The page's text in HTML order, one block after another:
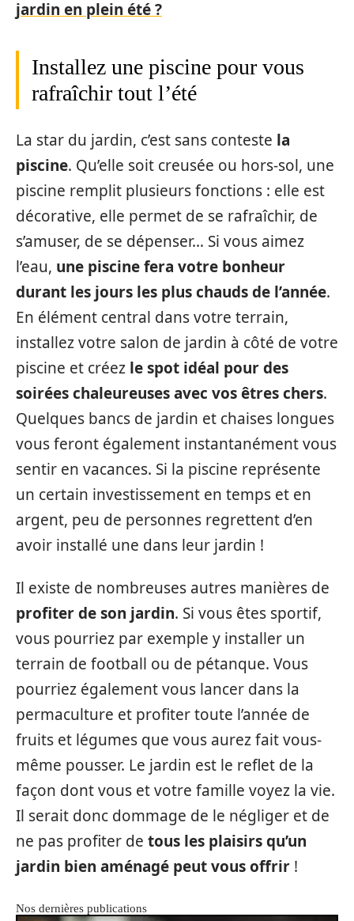
jardin en plein été ?
Installez une piscine pour vous
rafraîchir tout l’été
La star du jardin, c’est sans conteste la
piscine. Qu’elle soit creusée ou hors-sol, une
piscine remplit plusieurs fonctions : elle est
décorative, elle permet de se rafraîchir, de
s’amuser, de se dépenser… Si vous aimez
l’eau, une piscine fera votre bonheur
durant les jours les plus chauds de l’année.
En élément central dans votre terrain,
installez votre salon de jardin à côté de votre
piscine et créez le spot idéal pour des
soirées chaleureuses avec vos êtres chers.
Quelques bancs de jardin et chaises longues
vous feront également instantanément vous
sentir en vacances. Si la piscine représente
un certain investissement en temps et en
argent, peu de personnes regrettent d’en
avoir installé une dans leur jardin !
Il existe de nombreuses autres manières de
profiter de son jardin. Si vous êtes sportif,
vous pourriez par exemple y installer un
terrain de football ou de pétanque. Vous
pourriez également vous lancer dans la
permaculture et profiter toute l’année de
fruits et légumes que vous aurez fait vous-
même pousser. Le jardin est le reflet de la
façon dont vous et votre famille voyez la vie.
Il serait donc dommage de le négliger et de
ne pas profiter de tous les plaisirs qu’un
jardin bien aménagé peut vous offrir !
Nos dernières publications